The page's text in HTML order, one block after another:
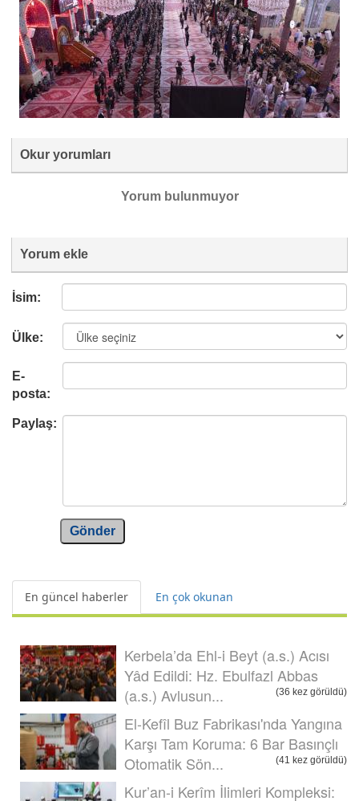
Okur yorumları
Yorum bulunmuyor
Yorum ekle
İsim:
Ülke:
E-
posta:
Paylaş:
Gönder
En güncel haberler En çok okunan
Kerbela’da Ehl-i Beyt (a.s.) Acısı
Yâd Edildi: Hz. Ebulfazl Abbas
(a.s.) Avlusun...
(36 kez görüldü)
El-Kefîl Buz Fabrikası'nda Yangına
Karşı Tam Koruma: 6 Bar Basınçlı
Otomatik Sön...
(41 kez görüldü)
Kur’an-i Kerîm İlimleri Kompleksi: